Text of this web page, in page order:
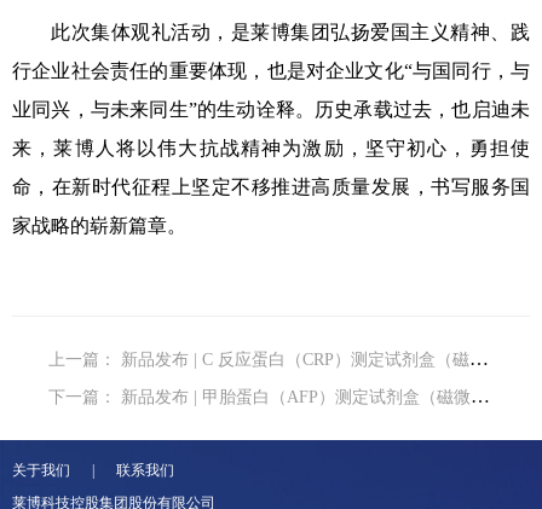
此次集体观礼活动，是莱博集团弘扬爱国主义精神、践
行企业社会责任的重要体现，也是对企业文化“与国同行，与
业同兴，与未来同生”的生动诠释。历史承载过去，也启迪未
来，莱博人将以伟大抗战精神为激励，坚守初心，勇担使
命，在新时代征程上坚定不移推进高质量发展，书写服务国
家战略的崭新篇章。
上一篇： 新品发布 | C 反应蛋白（CRP）测定试剂盒（磁微粒化学发
下一篇： 新品发布 | 甲胎蛋白（AFP）测定试剂盒（磁微粒化学发光法
关于我们 | 联系我们
莱博科技控股集团股份有限公司